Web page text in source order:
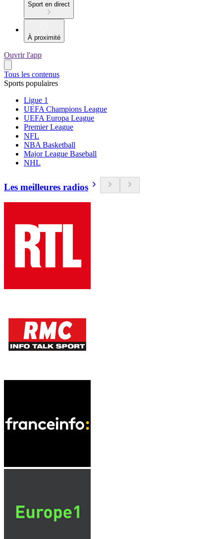
Sport en direct
À proximité
Ouvrir l'app
Tous les contenus
Sports populaires
Ligue 1
UEFA Champions League
UEFA Europa League
Premier League
NFL
NBA Basketball
Major League Baseball
NHL
Les meilleures radios